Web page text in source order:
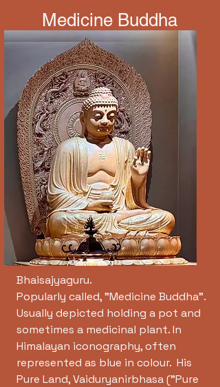
Medicine Buddha
Bhaisajyaguru.
Popularly called, "Medicine Buddha".
Usually depicted holding a pot and
sometimes a medicinal plant. In
Himalayan iconography, often
represented as blue in colour. His
Pure Land, Vaiduryanirbhasa ("Pure